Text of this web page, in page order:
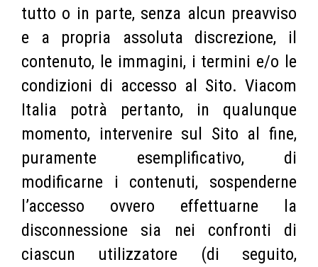
tutto o in parte, senza alcun preavviso
e a propria assoluta discrezione, il
contenuto, le immagini, i termini e/o le
condizioni di accesso al Sito. Viacom
Italia potrà pertanto, in qualunque
momento, intervenire sul Sito al fine,
puramente esemplificativo, di
modificarne i contenuti, sospenderne
l’accesso ovvero effettuarne la
disconnessione sia nei confronti di
ciascun utilizzatore (di seguito,